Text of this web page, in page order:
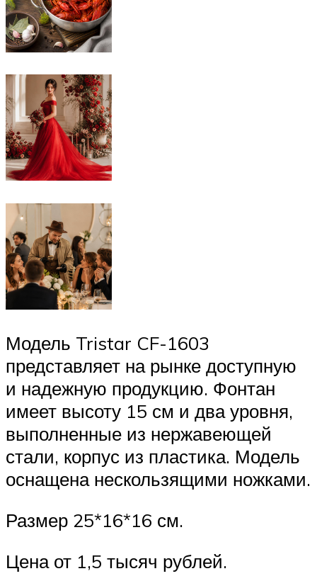
Модель Tristar CF-1603
представляет на рынке доступную
и надежную продукцию. Фонтан
имеет высоту 15 см и два уровня,
выполненные из нержавеющей
стали, корпус из пластика. Модель
оснащена нескользящими ножками.
Размер 25*16*16 см.
Цена от 1,5 тысяч рублей.